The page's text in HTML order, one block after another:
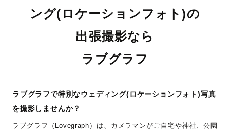
ング(ロケーションフォト)の
出張撮影なら
ラブグラフ
ラブグラフで特別なウェディング(ロケーションフォト)写真
を撮影しませんか？
ラブグラフ（Lovegraph）は、カメラマンがご自宅や神社、公園